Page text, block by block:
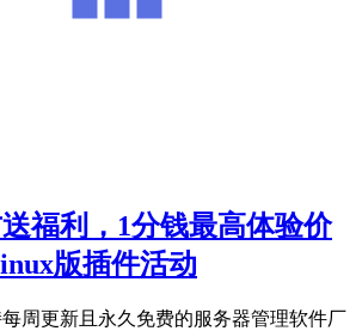
福利，1分钱最高体验价
版插件活动
周更新且永久免费的服务器管理软件厂